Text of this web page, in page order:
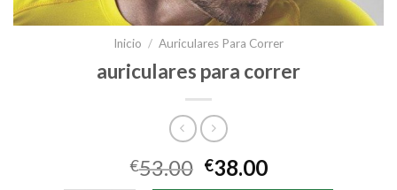
Inicio / Auriculares Para Correr
auriculares para correr
€53.00 €38.00